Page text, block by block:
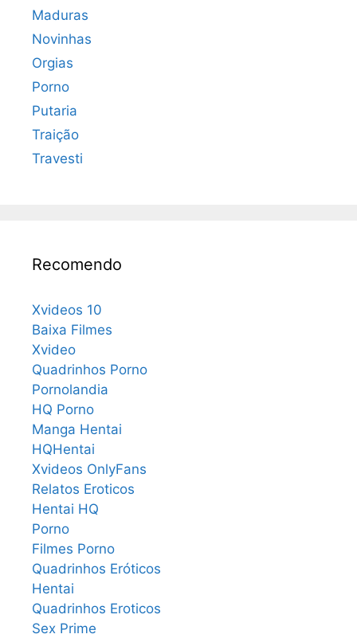
Maduras
Novinhas
Orgias
Porno
Putaria
Traição
Travesti
Recomendo
Xvideos 10
Baixa Filmes
Xvideo
Quadrinhos Porno
Pornolandia
HQ Porno
Manga Hentai
HQHentai
Xvideos OnlyFans
Relatos Eroticos
Hentai HQ
Porno
Filmes Porno
Quadrinhos Eróticos
Hentai
Quadrinhos Eroticos
Sex Prime